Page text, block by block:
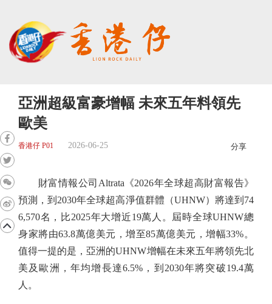
亞洲超級富豪增幅 未來五年料領先
歐美
香港仔 P01 2026-06-25 分享
財富情報公司Altrata《2026年全球超高財富報告》
預測，到2030年全球超高淨值群體（UHNW）將達到74
6,570名，比2025年大增近19萬人。屆時全球UHNW總
身家將由63.8萬億美元，增至85萬億美元，增幅33%。
值得一提的是，亞洲的UHNW增幅在未來五年將領先北
美及歐洲，年均增長達6.5%，到2030年將突破19.4萬
人。